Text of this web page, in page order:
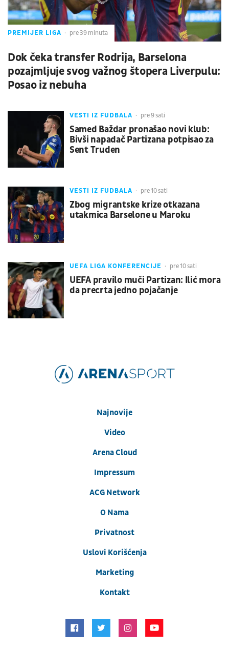
PREMIJER LIGA pre 39 minuta
Dok čeka transfer Rodrija, Barselona
pozajmljuje svog važnog štopera Liverpulu:
Posao iz nebuha
VESTI IZ FUDBALA pre 9 sati
Samed Baždar pronašao novi klub:
Bivši napadač Partizana potpisao za
Sent Truden
VESTI IZ FUDBALA pre 10 sati
Zbog migrantske krize otkazana
utakmica Barselone u Maroku
UEFA LIGA KONFERENCIJE pre 10 sati
UEFA pravilo muči Partizan: Ilić mora
da precrta jedno pojačanje
Najnovije
Video
Arena Cloud
Impressum
ACG Network
O Nama
Privatnost
Uslovi Korišćenja
Marketing
Kontakt